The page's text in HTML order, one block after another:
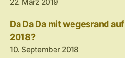
22. März 2019
Da Da Da mit wegesrand
2018?
10. September 2018